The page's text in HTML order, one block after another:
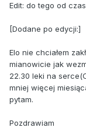
Edit: do tego od
[Dodane po edycji:]
Elo nie chciałem
mianowicie jak
22.30 leki na
mniej więcej
pytam.
Pozdrawiam